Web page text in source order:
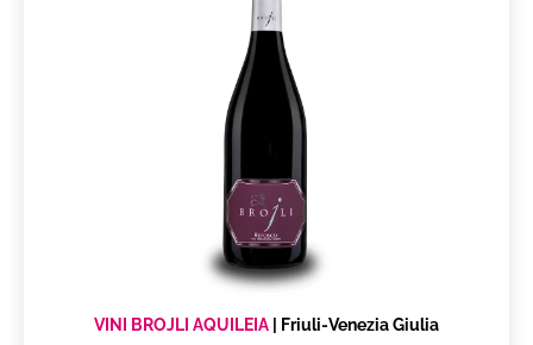
VINI BROJLI AQUILEIA | Friuli-Venezia Giulia